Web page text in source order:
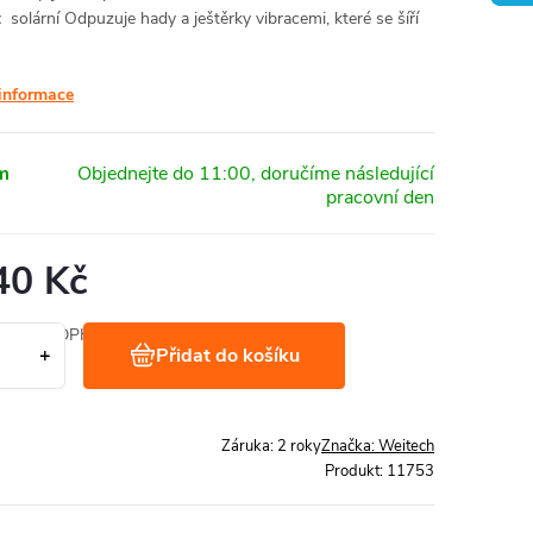
solární Odpuzuje hady a ještěrky vibracemi, které se šíří
Kč
bez DPH
/ 1 ks Přidat do košíku
Značka:Weitech
Záruka: 2 roky
Produkt: 11753